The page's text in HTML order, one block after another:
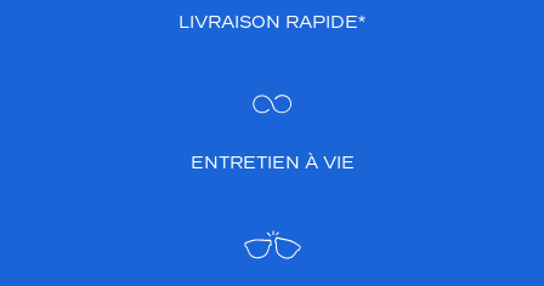
LIVRAISON RAPIDE*
ENTRETIEN À VIE